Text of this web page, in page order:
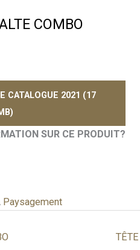
COMBO
CATALOGUE 2021 (17
SUR CE PRODUIT?
Paysagement
TÊTE